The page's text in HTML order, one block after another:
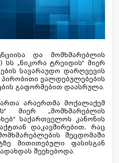
და მომხმარებლის
სს „ნიკორა ტრეიდის“ მიერ
სავარაუდო დარღვევის
პირობითი ვალდებულებების
გაფორმებით დაასრულა.
არაერთმა მოქალაქემ
მიერ „მომხმარებლის
საქართველოს კანონის
დაკავშირებით, რაც
შეცდომაში
მითითებული ფასისგან
შეეხებოდა.